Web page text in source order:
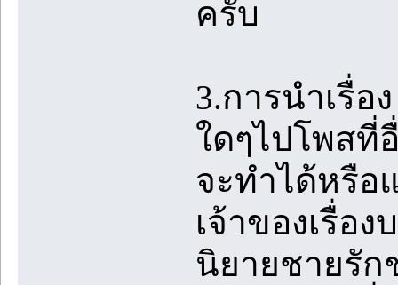
ครับ
3.การนำเรื่
ใดๆไปโพสที่
จะทำได้หรือ
เจ้าของเรื่อ
นิยายชายรัก